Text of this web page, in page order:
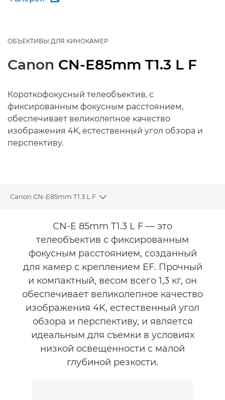
ОБЪЕКТИВЫ ДЛЯ КИНОКАМЕР
Canon CN-E85mm T1.3 L F
Короткофокусный телеобъектив, с
фиксированным фокусным расстоянием,
обеспечивает великолепное качество
изображения 4K, естественный угол обзора и
перспективу.
Canon CN-E85mm T1.3 L F
Toggle breadcrumbs
Общая информацияCN-E 85mm T1.3 L F — это
телеобъектив с фиксированным
фокусным расстоянием, созданный
для камер с креплением EF. Прочный
и компактный, весом всего 1,3 кг, он
обеспечивает великолепное качество
изображения 4K, естественный угол
обзора и перспективу, и является
идеальным для съемки в условиях
низкой освещенности с малой
глубиной резкости.